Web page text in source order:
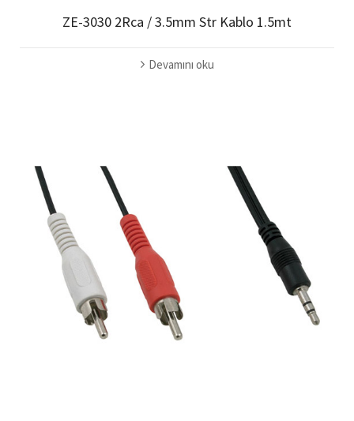
ZE-3030 2Rca / 3.5mm Str Kablo 1.5mt
Devamını oku